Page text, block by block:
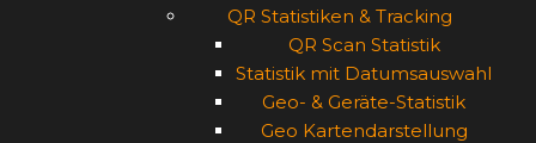
QR Statistiken & Tracking
QR Scan Statistik
Statistik mit Datumsauswahl
Geo- & Geräte-Statistik
Geo Kartendarstellung